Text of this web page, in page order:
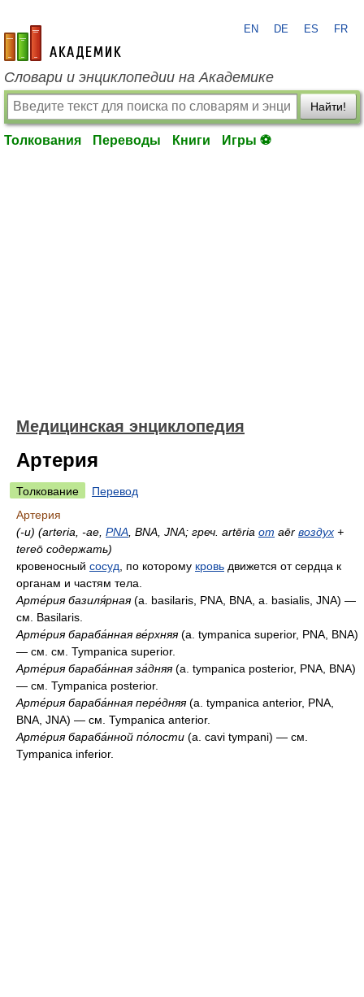
academic.ru
EN DE ES FR
Словари и энциклопедии на Академике
Найти!
Толкования Переводы Книги Игры ⚽
Медицинская энциклопедия
Артерия
Толкование
Перевод
Артерия
(-и) (arteria, -ae, PNA , BNA, JNA; греч. artēria от aēr воздух +
tereō содержать)
кровеносный сосуд , по которому кровь движется от сердца к
органам и частям тела.
Арте́рия базиля́рная(a. basilaris, PNA, BNA, a. basialis, JNA) —
см. Basilaris.
Арте́рия бараба́нная ве́рхняя(a. tympanica superior, PNA, BNA)
— см. см. Tympanica superior.
Арте́рия бараба́нная за́дняя(a. tympanica posterior, PNA, BNA)
— см. Tympanica posterior.
Арте́рия бараба́нная пере́дняя(a. tympanica anterior, PNA,
BNA, JNA) — см. Tympanica anterior.
Арте́рия бараба́нной по́лости (a. cavi tympani) — см.
Tympanica inferior.